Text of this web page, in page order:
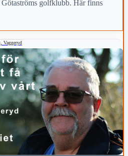
Götaströms golfklubb. Här finns
Vaggeryd